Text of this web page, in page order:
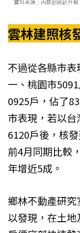
雲林建照核
不過從各縣市
一、桃園市
0925戶，佔了
市表現，若以
6120戶後，核
前4月同期比較
年增近5成。
鄉林不動產研
以發現，在土地